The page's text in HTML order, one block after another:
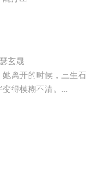
玄晟
离开的时候，三生石
变得模糊不清。...